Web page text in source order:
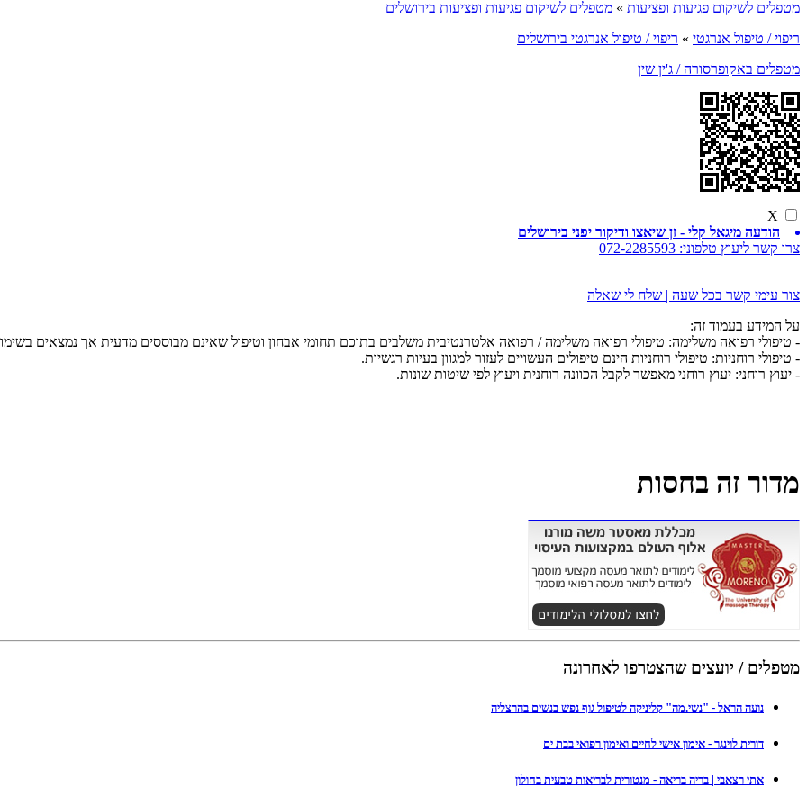
מטפלים לשיקום פגיעות ופציעות » מטפלים לשיקום פגיעות ופציעות בירושלים
ריפוי / טיפול אנרגטי » ריפוי / טיפול אנרגטי בירושלים
מטפלים באקופרסורה / ג'ין שין
X
הודעה מיגאל קלי - זן שיאצו ודיקור יפני בירושלים
צרו קשר ליעוץ טלפוני: 072-2285593
צור עימי קשר בכל שעה | שלח לי שאלה
על המידע בעמוד זה:
- טיפולי רפואה משלימה: טיפולי רפואה משלימה / רפואה אלטרנטיבית משלבים בתוכם תחומי אבחון וטיפול שאינם מבוססים מדעית אך נמצאים
- טיפולי רוחניות: טיפולי רוחניות הינם טיפולים העשויים לעזור למגוון בעיות רגשיות.
- יעוץ רוחני: יעוץ רוחני מאפשר לקבל הכוונה רוחנית ויעוץ לפי שיטות שונות.
מדור זה בחסות
מטפלים / יועצים שהצטרפו לאחרונה
נועה הראל - "נשי.מה" קליניקה לטיפול גוף נפש בנשים בהרצליה
דורית לוינגר - אימון אישי לחיים ואימון רפואי בבת ים
אתי רצאבי | בריה בריאה - מנטורית לבריאות טבעית בחולון